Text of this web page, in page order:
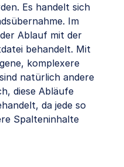
Es handelt sich
Im
Ablauf mit der
behandelt. Mit
komplexere
natürlich andere
diese Abläufe
da jede so
Spalteninhalte